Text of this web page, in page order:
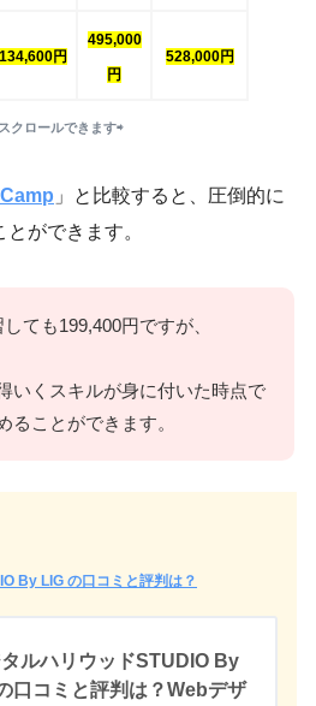
134,600円
495,000
円
528,000円
クロールできます⇨
」と比較すると、圧倒的に
ができます。
ても199,400円ですが、
いくスキルが身に付いた時点で
ることができます。
By LIG の口コミと評判は？
ルハリウッドSTUDIO By
口コミと評判は？Webデザ